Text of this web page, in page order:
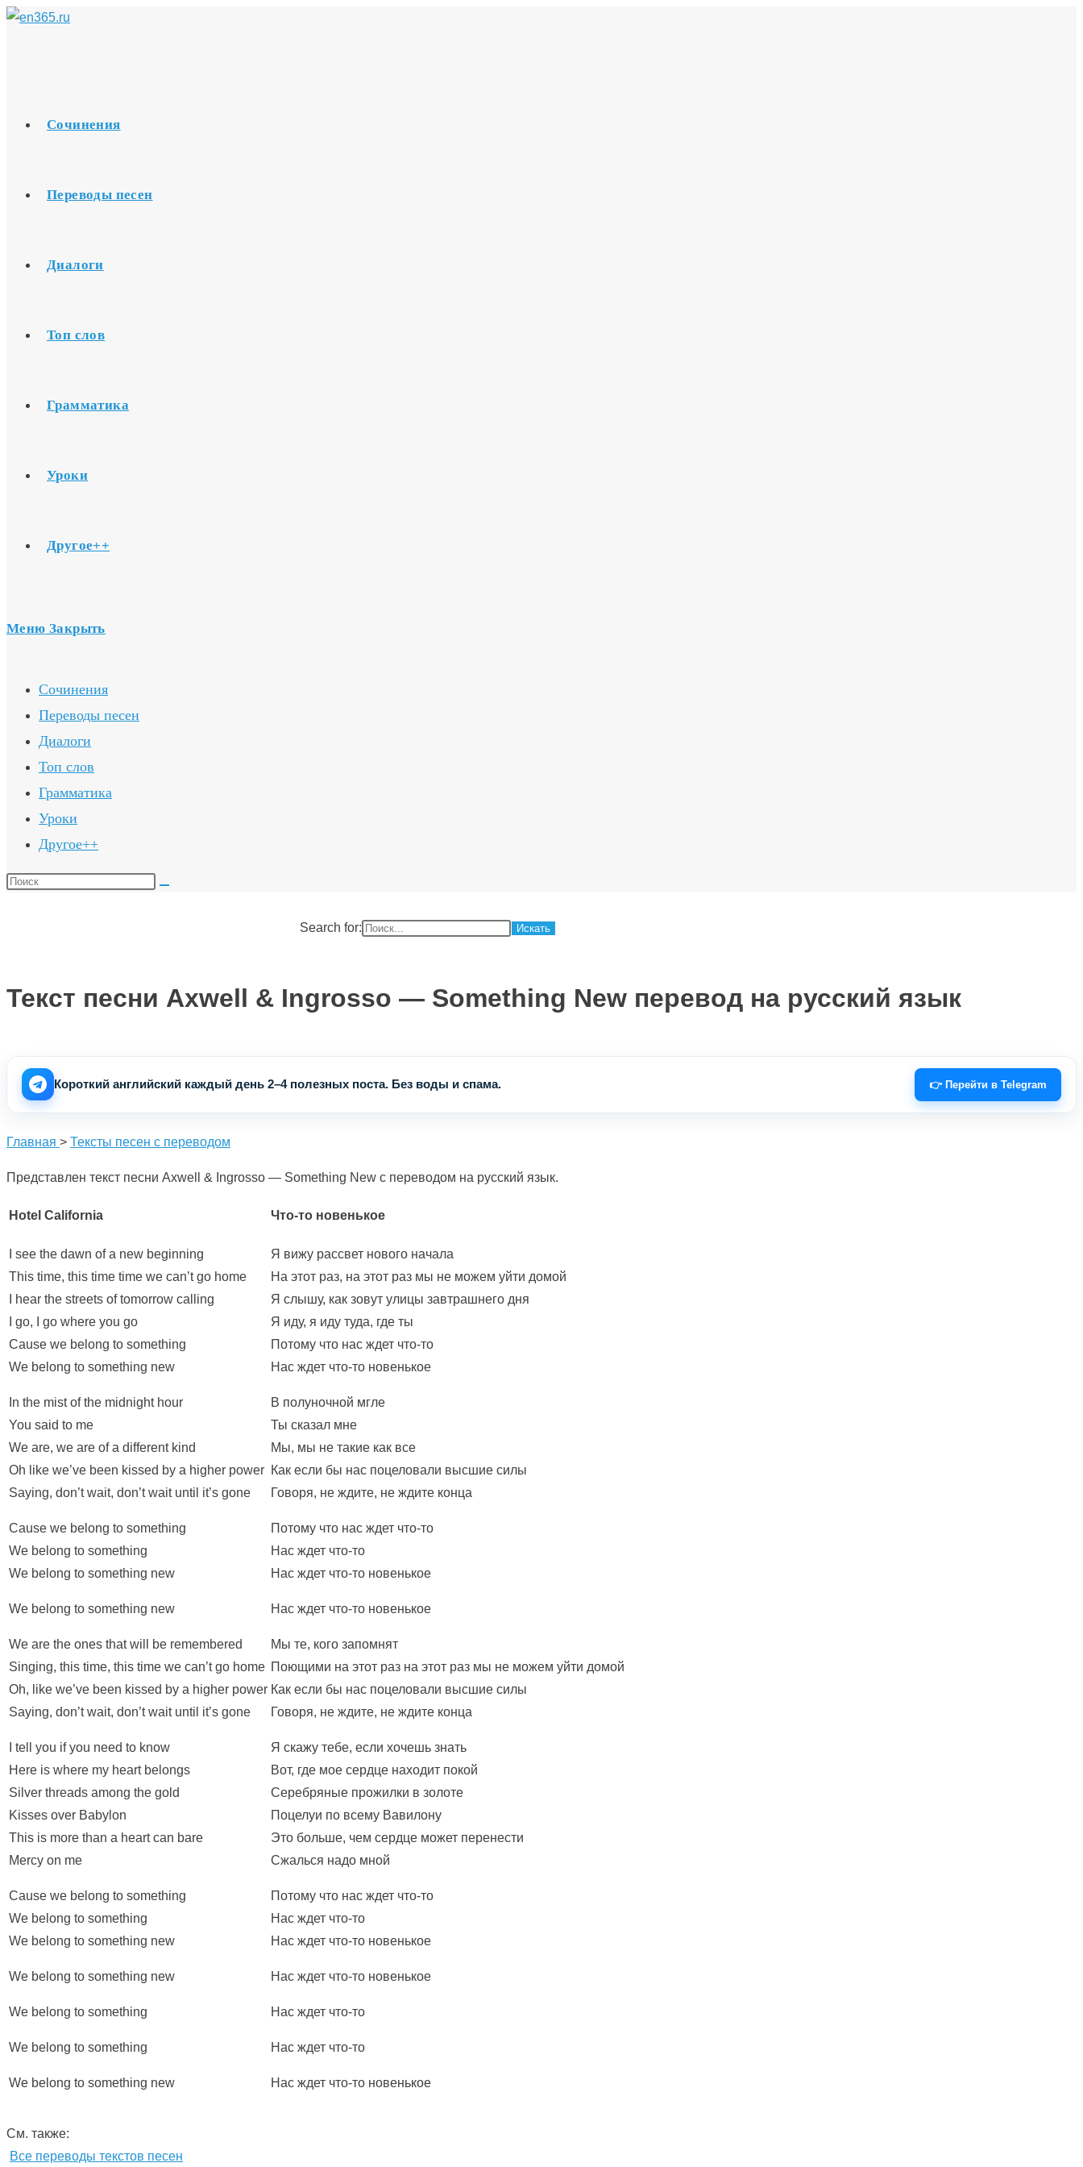
Перейти
Сочинения
Переводы песен
Диалоги
Топ слов
Грамматика
Уроки
Другое++
Меню Закрыть
Сочинения
Переводы песен
Диалоги
Топ слов
Грамматика
Уроки
Другое++
Поиск
Search for:
Текст песни Axwell & Ingrosso — Something New перевод на русский язык
Короткий английский каждый день 2–4 полезных поста. Без воды и спама. 👉 Перейти в Telegram
Главная > Тексты песен с переводом
Представлен текст песни Axwell & Ingrosso — Something New с переводом на русский язык.
Hotel California Что-то новенькое
I see the dawn of a new beginning
This time, this time time we can’t go home
I hear the streets of tomorrow calling
I go, I go where you go
Cause we belong to something
We belong to something new
In the mist of the midnight hour
You said to me
We are, we are of a different kind
Oh like we’ve been kissed by a higher power
Saying, don’t wait, don’t wait until it’s gone
Cause we belong to something
We belong to something
We belong to something new
We belong to something new
We are the ones that will be remembered
Singing, this time, this time we can’t go home
Oh, like we’ve been kissed by a higher power
Saying, don’t wait, don’t wait until it’s gone
I tell you if you need to know
Here is where my heart belongs
Silver threads among the gold
Kisses over Babylon
This is more than a heart can bare
Mercy on me
Cause we belong to something
We belong to something
We belong to something new
We belong to something new
We belong to something
We belong to something
We belong to something new
Я вижу рассвет нового начала
На этот раз, на этот раз мы не можем уйти домой
Я слышу, как зовут улицы завтрашнего дня
Я иду, я иду туда, где ты
Потому что нас ждет что-то
Нас ждет что-то новенькое
В полуночной мгле
Ты сказал мне
Мы, мы не такие как все
Как если бы нас поцеловали высшие силы
Говоря, не ждите, не ждите конца
Потому что нас ждет что-то
Нас ждет что-то
Нас ждет что-то новенькое
Нас ждет что-то новенькое
Мы те, кого запомнят
Поющими на этот раз на этот раз мы не можем уйти домой
Как если бы нас поцеловали высшие силы
Говоря, не ждите, не ждите конца
Я скажу тебе, если хочешь знать
Вот, где мое сердце находит покой
Серебряные прожилки в золоте
Поцелуи по всему Вавилону
Это больше, чем сердце может перенести
Сжалься надо мной
Потому что нас ждет что-то
Нас ждет что-то
Нас ждет что-то новенькое
Нас ждет что-то новенькое
Нас ждет что-то
Нас ждет что-то
Нас ждет что-то новенькое
См. также:
Все переводы текстов песен